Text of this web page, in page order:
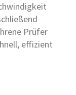
Prüfer
effizient